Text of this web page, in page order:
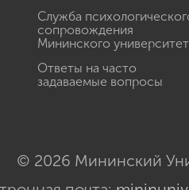
Служба
сопровождения
Мининского
Ответы на часто
задаваемые вопросы
© 2026 Мининский